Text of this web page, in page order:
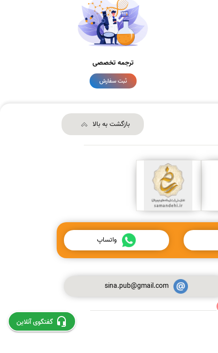
ترجمه تخصصی
ثبت سفارش
بازگشت به بالا
واتساپ
sina.pub@gmail.com
گفتگوی آنلاین